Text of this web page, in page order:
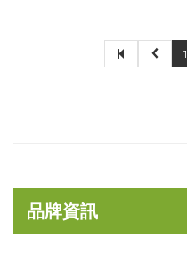
1
品牌資訊